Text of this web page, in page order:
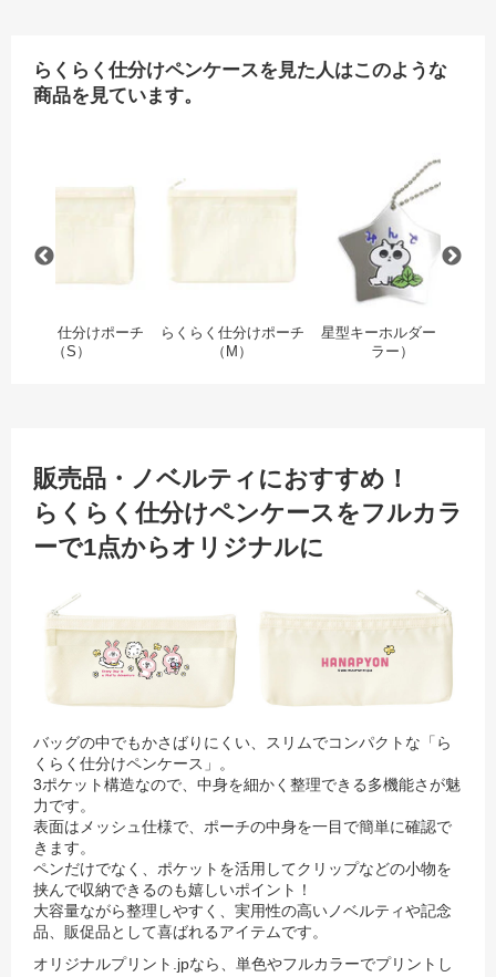
らくらく仕分けペンケースを見た人はこのような
商品を見ています。
らくらく仕分けポーチ
（S）
らくらく仕分けポーチ
（M）
らくらく仕分けポーチ（
星型キーホルダー（ミ
ラー）
販売品・ノベルティにおすすめ！
らくらく仕分けペンケースをフルカラ
ーで1点からオリジナルに
バッグの中でもかさばりにくい、スリムでコンパクトな「ら
くらく仕分けペンケース」。
3ポケット構造なので、中身を細かく整理できる多機能さが魅
力です。
表面はメッシュ仕様で、ポーチの中身を一目で簡単に確認で
きます。
ペンだけでなく、ポケットを活用してクリップなどの小物を
挟んで収納できるのも嬉しいポイント！
大容量ながら整理しやすく、実用性の高いノベルティや記念
品、販促品として喜ばれるアイテムです。
オリジナルプリント.jpなら、単色やフルカラーでプリントし